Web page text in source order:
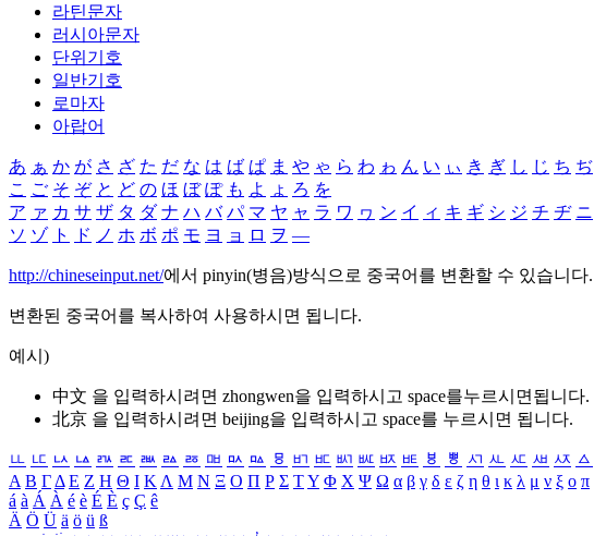
라틴문자
러시아문자
단위기호
일반기호
로마자
아랍어
あ ぁ か が さ ざ た だ な は ば ぱ ま や ゃ ら わ ゎ ん い ぃ き ぎ し じ ち ぢ
こ ご そ ぞ と ど の ほ ぼ ぽ も よ ょ ろ を
ア ァ カ サ ザ タ ダ ナ ハ バ パ マ ヤ ャ ラ ワ ヮ ン イ ィ キ ギ シ ジ チ ヂ ニ
ソ ゾ ト ド ノ ホ ボ ポ モ ヨ ョ ロ ヲ ―
http://chineseinput.net/에서 pinyin(병음)방식으로 중국어를 변환할 수 있습니다.
변환된 중국어를 복사하여 사용하시면 됩니다.
예시)
中文 을 입력하시려면 zhongwen을 입력하시고 space를누르시면됩니다.
北京 을 입력하시려면 beijing을 입력하시고 space를 누르시면 됩니다.
ㅥ ㅦ ㅧ ㅨ ㅩ ㅪ ㅫ ㅬ ㅭ ㅮ ㅯ ㅰ ㅱ ㅲ ㅳ ㅴ ㅵ ㅶ ㅷ ㅸ ㅹ ㅺ ㅻ ㅼ ㅽ ㅾ ㅿ
Α Β ΓΔ Ε Ζ Η Θ Ι ΚΛ Μ Ν Ξ Ο Π Ρ Σ ΤΥ Φ Χ Ψ Ω α β γ δ ε ζ η θ ι κ λ μ ν ξ ο π
á à Á À é è É È ç Ç ê
Ä Ö Ü ä ö ü ß